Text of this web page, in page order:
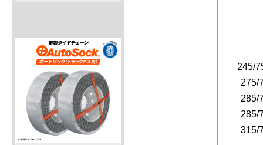
245/
275/
285/
285/
315/